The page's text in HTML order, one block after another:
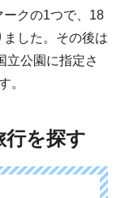
ークの1つで、18
した。その後は
立公園に指定さ
。
行を探す